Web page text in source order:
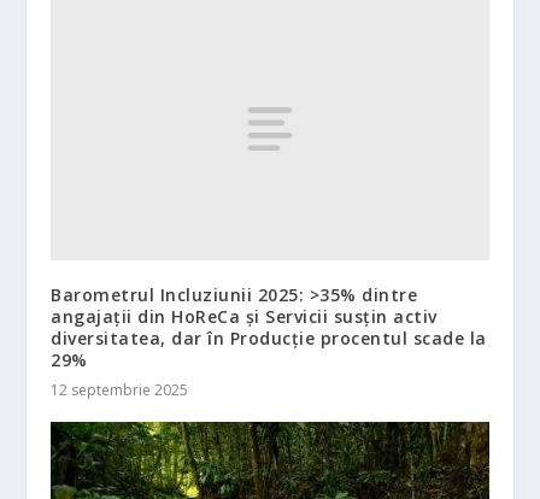
Barometrul Incluziunii 2025: >35% dintre
angajații din HoReCa și Servicii susțin activ
diversitatea, dar în Producție procentul scade la
29%
12 septembrie 2025